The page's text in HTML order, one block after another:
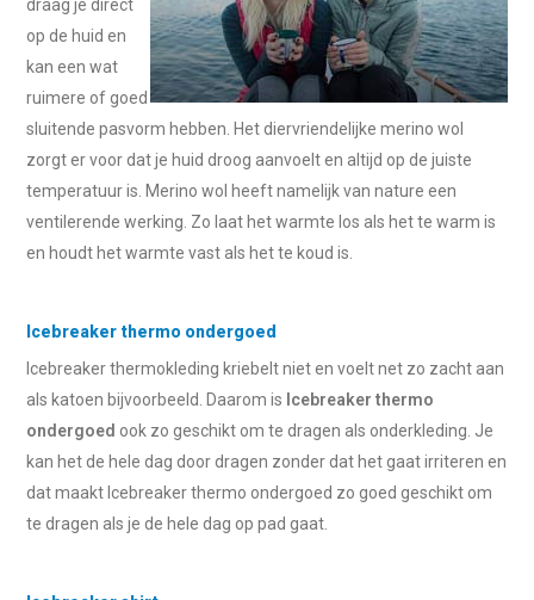
draag je direct
op de huid en
kan een wat
ruimere of goed
sluitende pasvorm hebben. Het diervriendelijke merino wol
zorgt er voor dat je huid droog aanvoelt en altijd op de juiste
temperatuur is. Merino wol heeft namelijk van nature een
ventilerende werking. Zo laat het warmte los als het te warm is
en houdt het warmte vast als het te koud is.
Icebreaker thermo ondergoed
Icebreaker thermokleding kriebelt niet en voelt net zo zacht aan
als katoen bijvoorbeeld. Daarom is Icebreaker thermo
ondergoed ook zo geschikt om te dragen als onderkleding. Je
kan het de hele dag door dragen zonder dat het gaat irriteren en
dat maakt Icebreaker thermo ondergoed zo goed geschikt om
te dragen als je de hele dag op pad gaat.